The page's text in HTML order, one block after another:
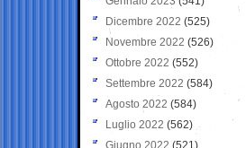
Dicembre 2022 (525)
Novembre 2022 (526)
Ottobre 2022 (552)
Settembre 2022 (584)
Agosto 2022 (584)
Luglio 2022 (562)
Giugno 2022 (521)